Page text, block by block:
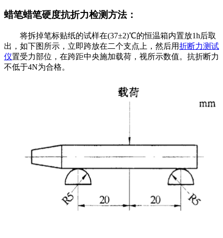
蜡笔蜡笔硬度抗折力检测方法：
将拆掉笔标贴纸的试样在(37±2)℃的恒温箱内置放1h后取
出，如下图所示，立即跨放在二个支点上，然后用折断力测试
仪置受力部位，在跨距中央施加载荷，视所示数值。抗折断力
不低于4N为合格。